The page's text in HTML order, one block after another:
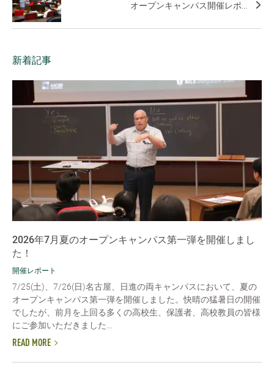
オープンキャンパス開催レポ...
新着記事
2026年7月夏のオープンキャンパス第一弾を開催しまし
た！
開催レポート
7/25(土)、7/26(日)名古屋、日進の両キャンパスにおいて、夏の
オープンキャンパス第一弾を開催しました。快晴の猛暑日の開催
でしたが、前月を上回る多くの高校生、保護者、高校教員の皆様
にご参加いただきました...
READ MORE